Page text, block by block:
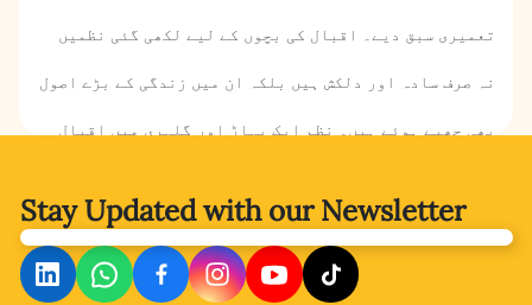
تعمیری سبق دیے۔ اقبال کی بچوں کے لیے لکھی گئی نظمیں
نہ صرف سادہ اور دلکش ہیں بلکہ ان میں زندگی کے بڑے اصول
بھی چھپے ہوئے ہیں۔ نظم ایک پہاڑ اور گلہری میں اقبال
گلہری اور پہاڑ کے مکالمے کے ذریعے یہ بتایا گیا ہے کہ
ہر مخلوق کی اپنی اہمیت ہے اور کوئی بھی چیز نکمی نہیں۔
Stay Updated withour Newsletter